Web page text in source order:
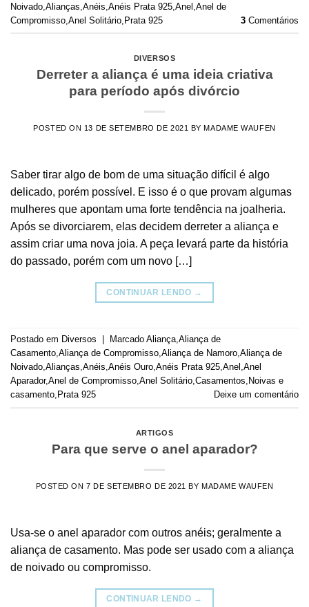
Noivado Alianças Anéis Anéis Prata 925 Anel Anel de
Compromisso Anel Solitário Prata 925 3 Comentários
DIVERSOS
Derreter a aliança é uma ideia criativa
para período após divórcio
POSTED ON 13 DE SETEMBRO DE 2021 BYMADAME WAUFEN
Saber tirar algo de bom de uma situação difícil é algo
delicado, porém possível. E isso é o que provam algumas
mulheres que apontam uma forte tendência na joalheria.
Após se divorciarem, elas decidem derreter a aliança e
assim criar uma nova joia. A peça levará parte da história
do passado, porém com um novo […]
CONTINUAR LENDO →
Postado em Diversos Marcado Aliança,Aliança de
Casamento,Aliança de Compromisso,Aliança de Namoro,Aliança de
Noivado,Alianças,Anéis,Anéis Ouro,Anéis Prata 925,Anel ,Anel
Aparador,Anel de Compromisso,Anel Solitário,Casamentos, Noivas e
casamento, Prata 925 Deixe um comentário
ARTIGOS
Para que serve o anel aparador?
POSTED ON7 DE SETEMBRO DE 2021 BYMADAME WAUFEN
Usa-se o anel aparador com outros anéis; geralmente a
aliança de casamento. Mas pode ser usado com a aliança
de noivado ou compromisso.
CONTINUAR LENDO →